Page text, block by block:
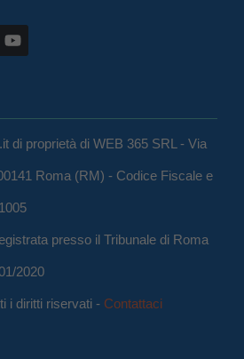
di proprietà di WEB 365 SRL - Via
Roma (RM) - Codice Fiscale e
presso il Tribunale di Roma
2020
i diritti riservati - Contattaci